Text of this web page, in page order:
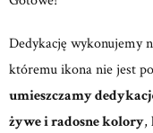
Dedykację wykonujemy
któremu ikona nie jest
umieszczamy
żywe i radosne kolory,